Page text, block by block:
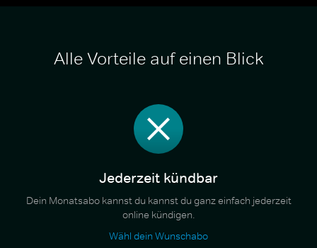
Alle Vorteile auf einen Blick
Jederzeit kündbar
Dein Monatsabo kannst du kannst du ganz einfach jederzeit
online kündigen.
Wähl dein Wunschabo